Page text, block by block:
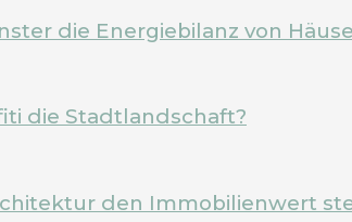
die Energiebilanz von
die Stadtlandschaft?
den Immobilienwert